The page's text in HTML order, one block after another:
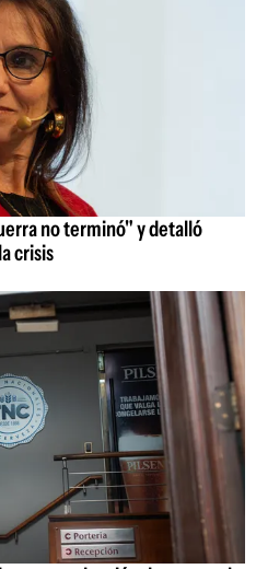
no terminó" y detalló
crisis